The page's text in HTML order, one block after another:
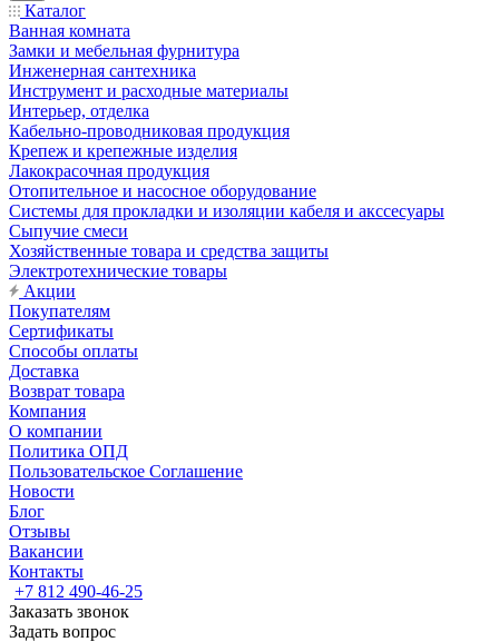
Каталог
Ванная комната
Замки и мебельная фурнитура
Инженерная сантехника
Инструмент и расходные материалы
Интерьер, отделка
Кабельно-проводниковая продукция
Крепеж и крепежные изделия
Лакокрасочная продукция
Отопительное и насосное оборудование
Системы для прокладки и изоляции кабеля и акссесуары
Сыпучие смеси
Хозяйственные товара и средства защиты
Электротехнические товары
Акции
Покупателям
Сертификаты
Способы оплаты
Доставка
Возврат товара
Компания
О компании
Политика ОПД
Пользовательское Соглашение
Новости
Блог
Отзывы
Вакансии
Контакты
+7 812 490-46-25
Заказать звонок
Задать вопрос